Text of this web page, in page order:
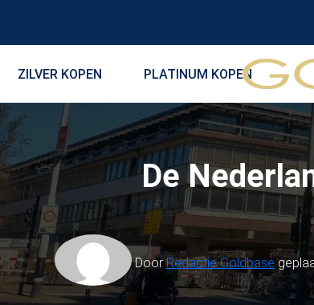
ZILVER KOPEN PLATINUM KOPEN
De
DoorRedactie Goldbase